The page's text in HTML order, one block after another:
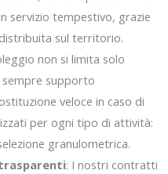
servizio tempestivo, grazie
sul territorio.
non si limita solo
sempre supporto
veloce in caso di
per ogni tipo di attività:
granulometrica.
: I nostri contratti